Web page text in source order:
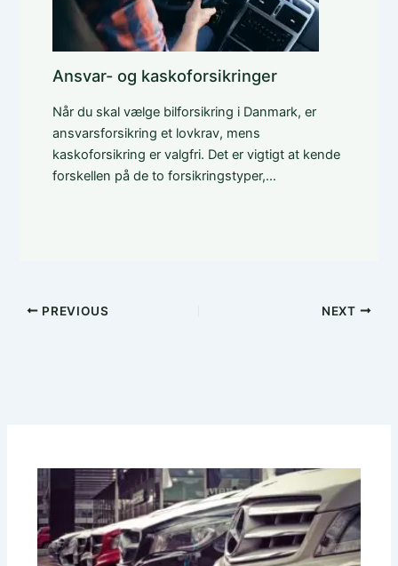
Ansvar- og kaskoforsikringer
Når du skal vælge bilforsikring i Danmark, er
ansvarsforsikring et lovkrav, mens
kaskoforsikring er valgfri. Det er vigtigt at kende
forskellen på de to forsikringstyper,…
PREVIOUS NEXT